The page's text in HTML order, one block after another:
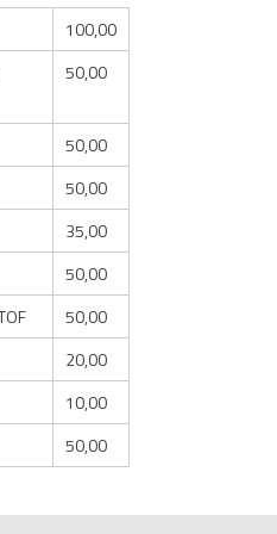
100,00
50,00
50,00
50,00
35,00
50,00
50,00
20,00
10,00
50,00